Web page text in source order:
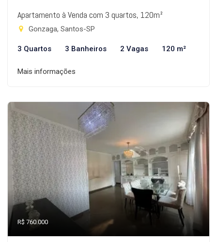
Apartamento à Venda com 3 quartos, 120m²
Gonzaga, Santos-SP
3 Quartos 3 Banheiros 2 Vagas 120 m²
Mais informações
R$ 760.000